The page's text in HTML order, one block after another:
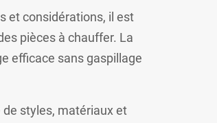
et considérations, il est
pièces à chauffer. La
efficace sans gaspillage
styles, matériaux et